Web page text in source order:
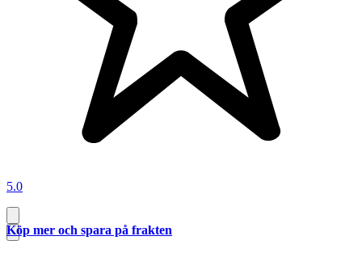
5.0
Köp mer och spara på frakten